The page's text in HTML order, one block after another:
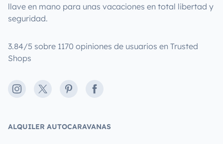
llave en mano para unas vacaciones en total libertad y
seguridad.
3.84/5 sobre 1170 opiniones de usuarios en Trusted
Shops
Instagram
X PinterestFacebook
ALQUILER AUTOCARAVANAS